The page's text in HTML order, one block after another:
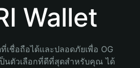
Wallet
เชื่อถือได้และปลอดภัยเพื่อ OG
นตัวเลือกที่ดีที่สุดสำหรับคุณ ได้